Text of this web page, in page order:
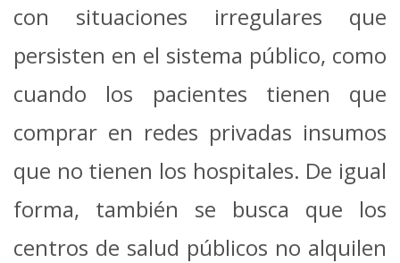
con situaciones irregulares que
persisten en el sistema público, como
cuando los pacientes tienen que
comprar en redes privadas insumos
que no tienen los hospitales. De igual
forma, también se busca que los
centros de salud públicos no alquilen